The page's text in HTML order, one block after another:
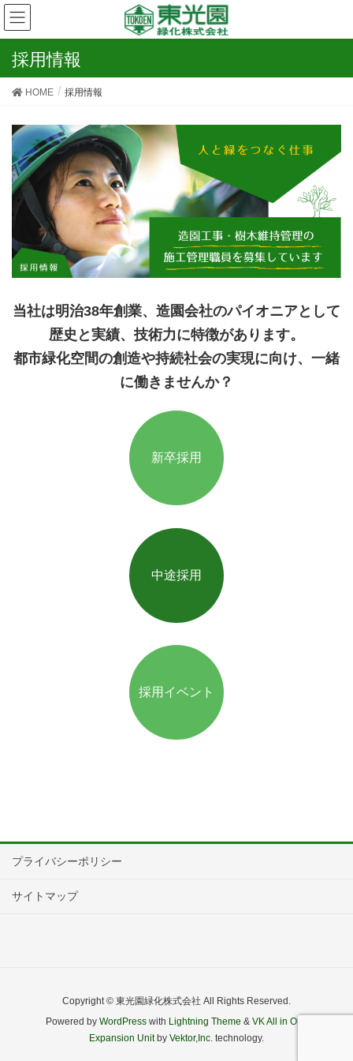
採用情報
HOME 採用情報
当社は明治38年創業、造園会社のパイオニアとして
歴史と実績、技術力に特徴があります。
都市緑化空間の創造や持続社会の実現に向け、一緒
に働きませんか？
新卒採用
中途採用
採用イベント
プライバシーポリシー
サイトマップ
Copyright © 東光園緑化株式会社 All Rights Reserved.
Powered by WordPresswith Lightning Theme & VK All in One
Expansion Unitby Vektor,Inc. technology.